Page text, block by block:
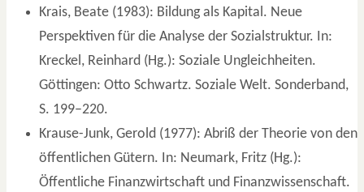
Krais, Beate (1983): Bildung als Kapital. Neue
Perspektiven für die Analyse der Sozialstruktur. In:
Kreckel, Reinhard (Hg.): Soziale Ungleichheiten.
Göttingen: Otto Schwartz. Soziale Welt. Sonderband,
S. 199–220.
Krause-Junk, Gerold (1977): Abriß der Theorie von den
öffentlichen Gütern. In: Neumark, Fritz (Hg.):
Öffentliche Finanzwirtschaft und Finanzwissenschaft.